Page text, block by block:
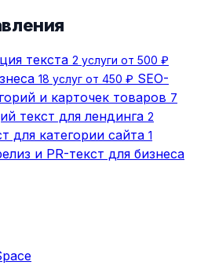
текста 2 услуги от 500 ₽
18 услуг от 450 ₽ SEO-
и карточек товаров 7
текст для лендинга 2
для категории сайта 1
и PR-текст для бизнеса